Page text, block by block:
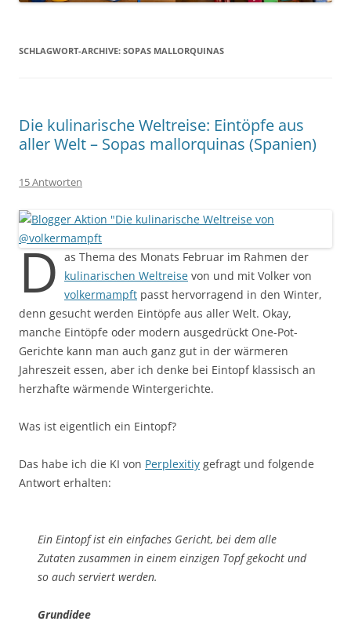
SCHLAGWORT-ARCHIVE: SOPAS MALLORQUINAS
Die kulinarische Weltreise: Eintöpfe aus
aller Welt – Sopas mallorquinas (Spanien)
15 Antworten
D as Thema des Monats Februar im Rahmen der
kulinarischen Weltreise von und mit Volker von
volkermampft passt hervorragend in den Winter,
denn gesucht werden Eintöpfe aus aller Welt. Okay,
manche Eintöpfe oder modern ausgedrückt One-Pot-
Gerichte kann man auch ganz gut in der wärmeren
Jahreszeit essen, aber ich denke bei Eintopf klassisch an
herzhafte wärmende Wintergerichte.
Was ist eigentlich ein Eintopf?
Das habe ich die KI von Perplexitiy gefragt und folgende
Antwort erhalten:
Ein Eintopf ist ein einfaches Gericht, bei dem alle
Zutaten zusammen in einem einzigen Topf gekocht und
so auch serviert werden.
Grundidee